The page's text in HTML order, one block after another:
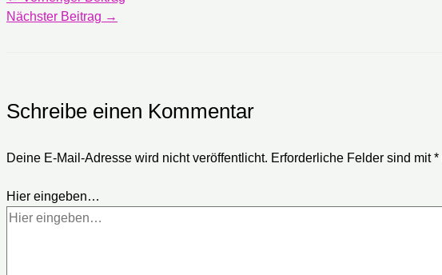
Nächster Beitrag →
Schreibe einen Kommentar
Deine E-Mail-Adresse wird nicht veröffentlicht. Erforderliche Felder sind mit*
Hier eingeben…